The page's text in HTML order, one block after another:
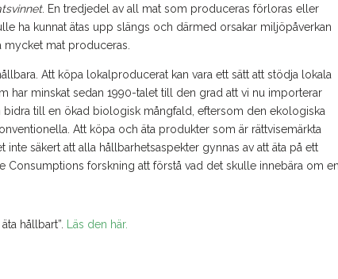
. En tredjedel av all mat som produceras förloras eller
ha kunnat ätas upp slängs och därmed orsakar miljöpåverkan
mycket mat produceras.
Att köpa lokalproducerat kan vara ett sätt att stödja lokala
minskat sedan 1990-talet till den grad att vi nu importerar
bidra till en ökad biologisk mångfald, eftersom den ekologiska
Att köpa och äta produkter som är rättvisemärkta
säkert att alla hållbarhetsaspekter gynnas av att äta på ett
Consumptions forskning att förstå vad det skulle innebära om en
hållbart”. Läs den här.